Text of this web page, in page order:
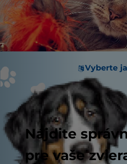
Vyberte
Nájdite
pre vaše